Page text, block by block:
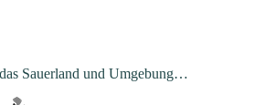
Sauerland und Umgebung…